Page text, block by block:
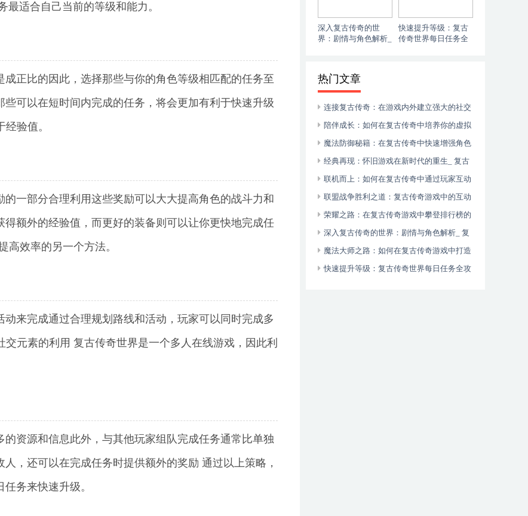
适合自己当前的等级和能力。
正比的因此，选择那些与你的角色等级相匹配的任务至
可以在短时间内完成的任务，将会更加有利于快速升级
验值。
一部分合理利用这些奖励可以大大提高角色的战斗力和
额外的经验值，而更好的装备则可以让你更快地完成任
高效率的另一个方法。
来完成通过合理规划路线和活动，玩家可以同时完成多
元素的利用 复古传奇世界是一个多人在线游戏，因此利
资源和信息此外，与其他玩家组队完成任务通常比单独
，还可以在完成任务时提供额外的奖励 通过以上策略，
务来快速升级。
深入复古传奇的世
界：剧情与角色解析_
快速提升等级：复古
传奇世界每日任务全
热门文章
连接复古传奇：在游戏内外建立强大的社交
网络_ 复古传奇游戏社交网络完全指南：打造
信息资源库
陪伴成长：如何在复古传奇中培养你的虚拟
宠物_ 复古传奇：宠物系统的魅力与成长之旅
魔法防御秘籍：在复古传奇中快速增强角色
的抗性_ 复古传奇攻略：提升你的魔法抗性，
成为游戏社区的佼佼者
经典再现：怀旧游戏在新时代的重生_ 复古
传奇：经典游戏的现代复兴
联机而上：如何在复古传奇中通过玩家互动
构建社区_ 复古传奇背后的社交动力：玩家互
动与团队合作的艺术
联盟战争胜利之道：复古传奇游戏中的互动
艺术_ 复古传奇：掌握联盟战争中的玩家互动
策略
荣耀之路：在复古传奇游戏中攀登排行榜的
秘诀_ 复古传奇游戏排行榜攻略：如何成为竞
技场之王
深入复古传奇的世界：剧情与角色解析_ 复
古传奇游戏：探索角色背后的故事
魔法大师之路：如何在复古传奇游戏中打造
无与伦比的穿透力_ 复古传奇游戏攻略：提升
快速提升等级：复古传奇世界每日任务全攻